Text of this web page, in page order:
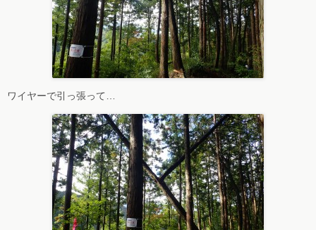
ワイヤーで引っ張って…